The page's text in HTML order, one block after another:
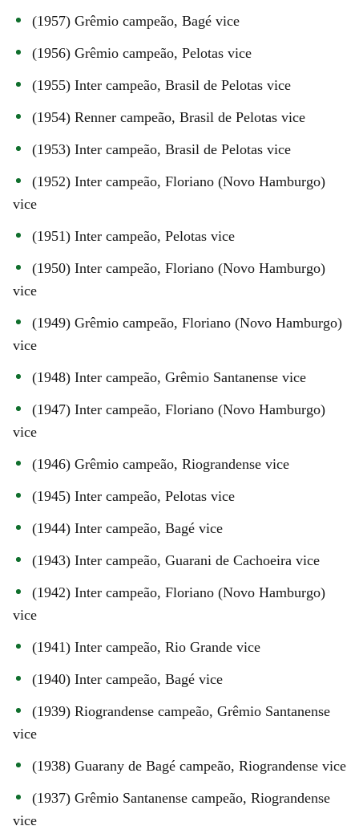
(1957) Grêmio campeão, Bagé vice
(1956) Grêmio campeão, Pelotas vice
(1955) Inter campeão, Brasil de Pelotas vice
(1954) Renner campeão, Brasil de Pelotas vice
(1953) Inter campeão, Brasil de Pelotas vice
(1952) Inter campeão, Floriano (Novo Hamburgo)
vice
(1951) Inter campeão, Pelotas vice
(1950) Inter campeão, Floriano (Novo Hamburgo)
vice
(1949) Grêmio campeão, Floriano (Novo Hamburgo)
vice
(1948) Inter campeão, Grêmio Santanense vice
(1947) Inter campeão, Floriano (Novo Hamburgo)
vice
(1946) Grêmio campeão, Riograndense vice
(1945) Inter campeão, Pelotas vice
(1944) Inter campeão, Bagé vice
(1943) Inter campeão, Guarani de Cachoeira vice
(1942) Inter campeão, Floriano (Novo Hamburgo)
vice
(1941) Inter campeão, Rio Grande vice
(1940) Inter campeão, Bagé vice
(1939) Riograndense campeão, Grêmio Santanense
vice
(1938) Guarany de Bagé campeão, Riograndense vice
(1937) Grêmio Santanense campeão, Riograndense
vice